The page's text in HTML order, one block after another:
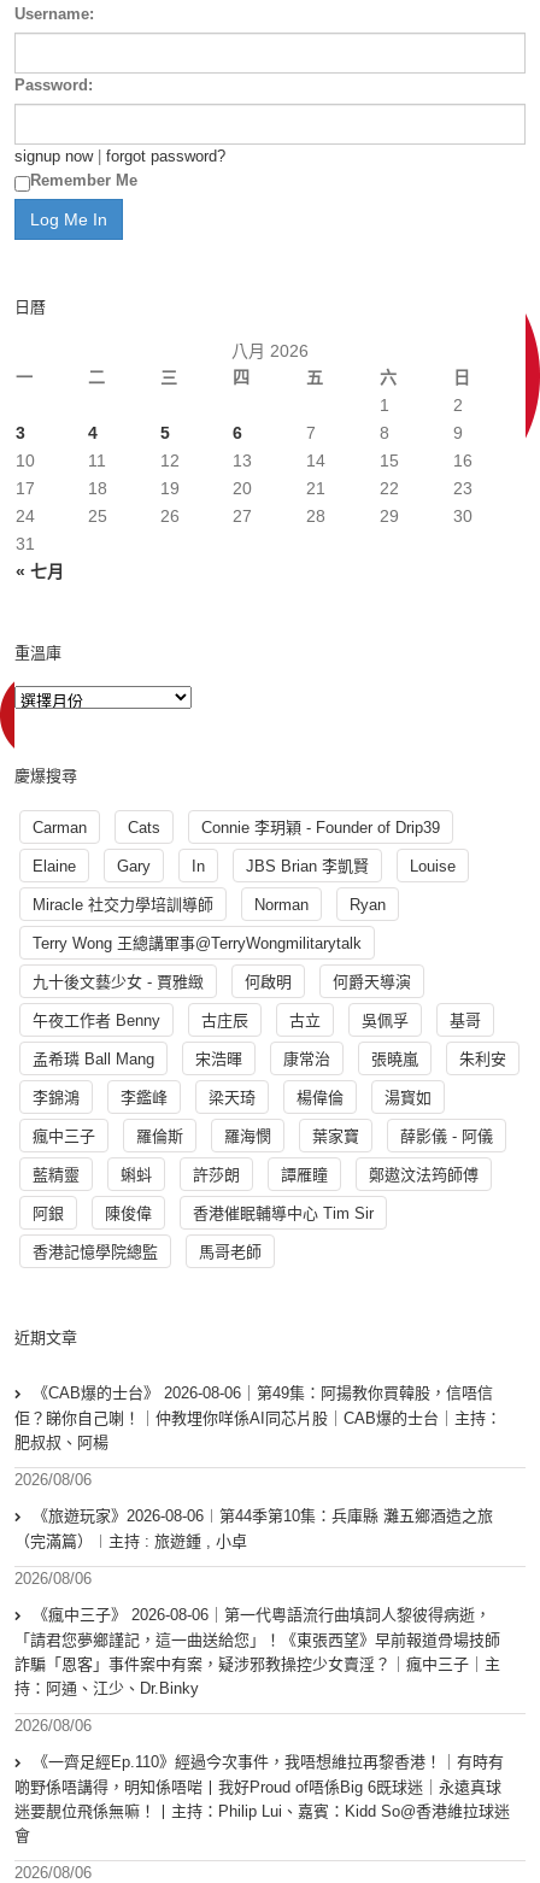
Username:
Password:
signup now| forgot password?
Remember Me
日曆
八月 2026
一
二 三 四 五 六 日
« 七月
1
2
3
4 5 6 7 8
9
10
11 12 13 14 15
16
17
18 19 20 21 22
23
24
25 26 27 28 29
30
31
重溫庫
慶爆搜尋
Carman Cats Connie 李玥穎 - Founder of Drip39
Elaine Gary In JBS Brian 李凱賢 Louise
Miracle 社交力學培訓導師 Norman Ryan
Terry Wong 王總講軍事@TerryWongmilitarytalk
九十後文藝少女 - 賈雅緻 何啟明 何爵天導演
午夜工作者 Benny 古庄辰 古立 吳佩孚 基哥
孟希璘 Ball Mang 宋浩暉 康常治 張曉嵐 朱利安
李錦鴻 李鑑峰 梁天琦 楊偉倫 湯寳如
瘋中三子 羅倫斯 羅海憫 葉家寶 薛影儀 - 阿儀
藍精靈 蝌蚪 許莎朗 譚雁瞳 鄭遨汶法筠師傅
阿銀 陳俊偉 香港催眠輔導中心 Tim Sir
香港記憶學院總監 馬哥老師
近期文章
《CAB爆的士台》 2026-08-06｜第49集：阿揚教你買韓股，信唔信
佢？睇你自己喇！｜仲教埋你咩係AI同芯片股｜CAB爆的士台｜主持：
肥叔叔、阿楊
2026/08/06
《旅遊玩家》2026-08-06︱第44季第10集：兵庫縣 灘五鄉酒造之旅
（完滿篇）︱主持 : 旅遊鍾 , 小卓
2026/08/06
《瘋中三子》 2026-08-06｜第一代粵語流行曲填詞人黎彼得病逝，
「請君您夢鄉謹記，這一曲送給您」！《東張西望》早前報道骨場技師
詐騙「恩客」事件案中有案，疑涉邪教操控少女賣淫？｜瘋中三子｜主
持：阿通、江少、Dr.Binky
2026/08/06
《一齊足經Ep.110》經過今次事件，我唔想維拉再黎香港！｜有時有
啲野係唔講得，明知係唔啱丨我好Proud of唔係Big 6既球迷｜永遠真球
迷要靚位飛係無嘛！丨主持：Philip Lui、嘉賓：Kidd So@香港維拉球迷
會
2026/08/06